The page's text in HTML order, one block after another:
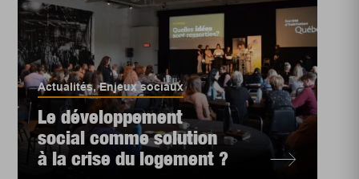
Actualités,Enjeux sociaux
Le développement
social comme solution
à la crise du logement ?